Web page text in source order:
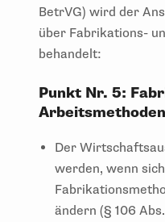
BetrVG) wird der
über Fabrikations-
behandelt:
Punkt Nr. 5:
Arbeitsmethoden
Der
werden, wenn
ändern (§ 106